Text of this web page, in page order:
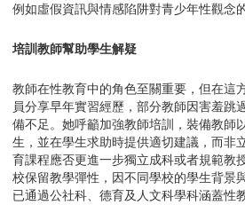
例如虛假資訊與情感陷阱對青少年性觀念
培訓教師幫助學生解疑
教師在性教育中的角色至關重要，但在這
員分享早年實習經歷，部分教師因害羞跳
備不足。她呼籲加強教師培訓，裝備教師
生，並在學生求助時提供適切建議，而非
育課程應否更進一步獨立成科或者規範教
校保留教學彈性，因不同學校的學生背景
已通過公社科、德育及人文科學科涵蓋性